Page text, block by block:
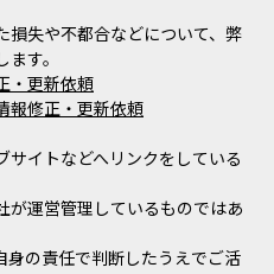
損失や不都合などについて、弊
す。
・更新依頼
報修正・更新依頼
サイトなどへリンクをしている
が運営管理しているものではあ
身の責任で判断したうえでご活